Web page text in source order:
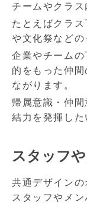
チームやクラス
たとえばクラ
や文化祭などの
企業やチーム
的をもった仲
ながります。
帰属意識・仲
結力を発揮した
スタッフ
共通デザインの
スタッフやメン